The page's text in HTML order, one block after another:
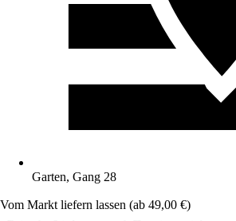
Garten, Gang 28
Vom Markt liefern lassen (ab 49,00 €)